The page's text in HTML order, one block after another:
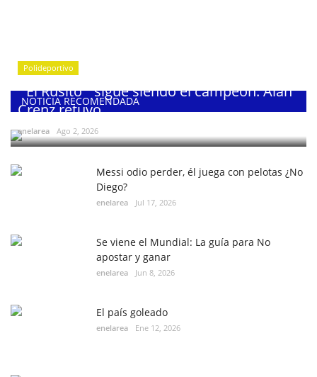
NOTICIA RECOMENDADA
Polideportivo
¨El Rusito¨ sigue siendo el campeón: Alan
Crenz retuvo...
enelarea Ago 2, 2026
Messi odio perder, él juega con pelotas ¿No
Diego?
enelarea Jul 17, 2026
Se viene el Mundial: La guía para No
apostar y ganar
enelarea Jun 8, 2026
El país goleado
enelarea Ene 12, 2026